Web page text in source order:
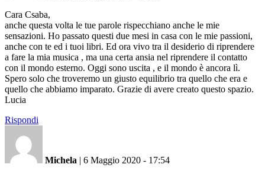
Cara Csaba,
anche questa volta le tue parole rispecchiano anche le mie
sensazioni. Ho passato questi due mesi in casa con le mie passioni,
anche con te ed i tuoi libri. Ed ora vivo tra il desiderio di riprendere
a fare la mia musica , ma una certa ansia nel riprendere il contatto
con il mondo esterno. Oggi sono uscita , e il mondo è ancora lì.
Spero solo che troveremo un giusto equilibrio tra quello che era e
quello che abbiamo imparato. Grazie di avere creato questo spazio.
Lucia
Rispondi
Michela | 6 Maggio 2020 - 17:54